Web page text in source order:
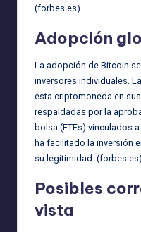
(forbes.es)
Adopción
La adopción de Bitcoin
inversores individuales.
esta criptomoneda en
respaldadas por la
bolsa (ETFs) vinculados
ha facilitado la inversión
su legitimidad. (forbes.es)
Posibles
vista